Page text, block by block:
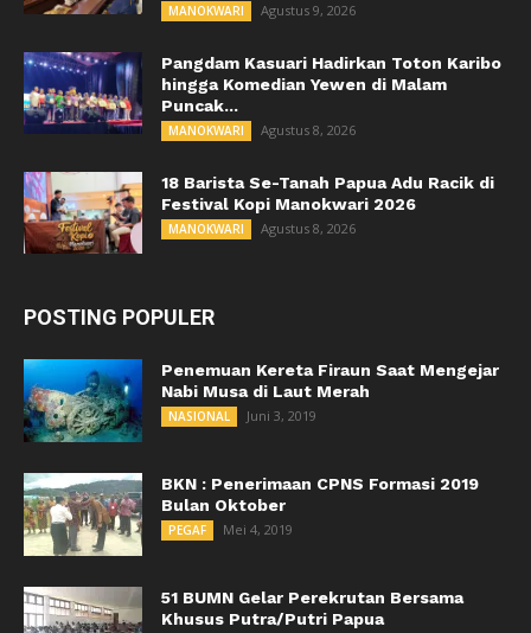
MANOKWARI Agustus 9, 2026
Pangdam Kasuari Hadirkan Toton Karibo
hingga Komedian Yewen di Malam
Puncak...
MANOKWARI Agustus 8, 2026
18 Barista Se-Tanah Papua Adu Racik di
Festival Kopi Manokwari 2026
MANOKWARI Agustus 8, 2026
POSTING POPULER
Penemuan Kereta Firaun Saat Mengejar
Nabi Musa di Laut Merah
NASIONAL Juni 3, 2019
BKN : Penerimaan CPNS Formasi 2019
Bulan Oktober
PEGAF Mei 4, 2019
51 BUMN Gelar Perekrutan Bersama
Khusus Putra/Putri Papua